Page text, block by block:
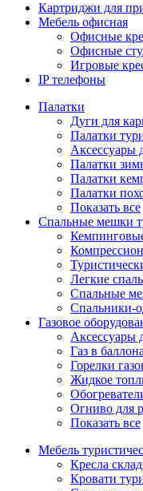
Картриджи для
Мебель офисная
Офисные
Офисные
Игровые
IP телефоны
Палатки
Дуги для
Палатки
Аксессуары
Палатки
Палатки
Палатки
Показать все
Спальные мешки
Легкие
Спальные
Спальники-
Газовое
Аксессуары
Газ в
Горелки
Жидкое
Огниво для
Показать все
Мебель
Кресла
Кровати